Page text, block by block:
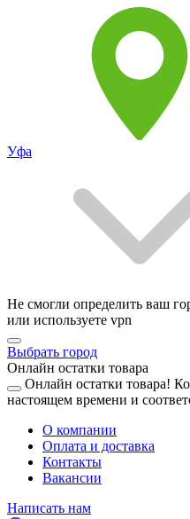
Уфа
Не смогли определить ваш
или используете vpn
Выбрать город
Онлайн остатки товара
Онлайн остатки товара!
настоящем времени и
О компании
Оплата и доставка
Контакты
Вакансии
Написать нам